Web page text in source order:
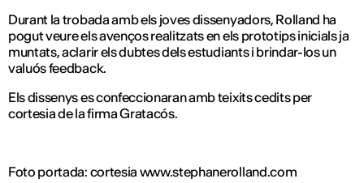
Durant la trobada amb els joves dissenyadors, Rolland ha
pogut veure els avenços realitzats en els prototips inicials ja
muntats, aclarir els dubtes dels estudiants i brindar-los un
valuós feedback.
Els dissenys es confeccionaran amb teixits cedits per
cortesia de la firma Gratacós.
Foto portada: cortesia www.stephanerolland.com